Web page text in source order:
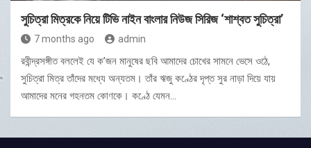
সুচিত্রা মিত্রকে নিয়ে টিভি নাইন বাংলার নিউজ সিরিজ ‘শাশ্বত সুচিত্রা’
7 months ago admin
রবীন্দ্রসঙ্গীত বললেই যে ক’জন মানুষের ছবি আমাদের চোখের সামনে ভেসে ওঠে,
সুচিত্রা মিত্র তাঁদের মধ্যে অন্যতম। তাঁর ঋজু কণ্ঠের দৃপ্ত সুর নাড়া দিয়ে যায়
আমাদের মনের গহনতম কোণকে। কণ্ঠে যেমন…